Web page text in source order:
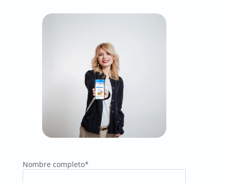
Nombre completo*